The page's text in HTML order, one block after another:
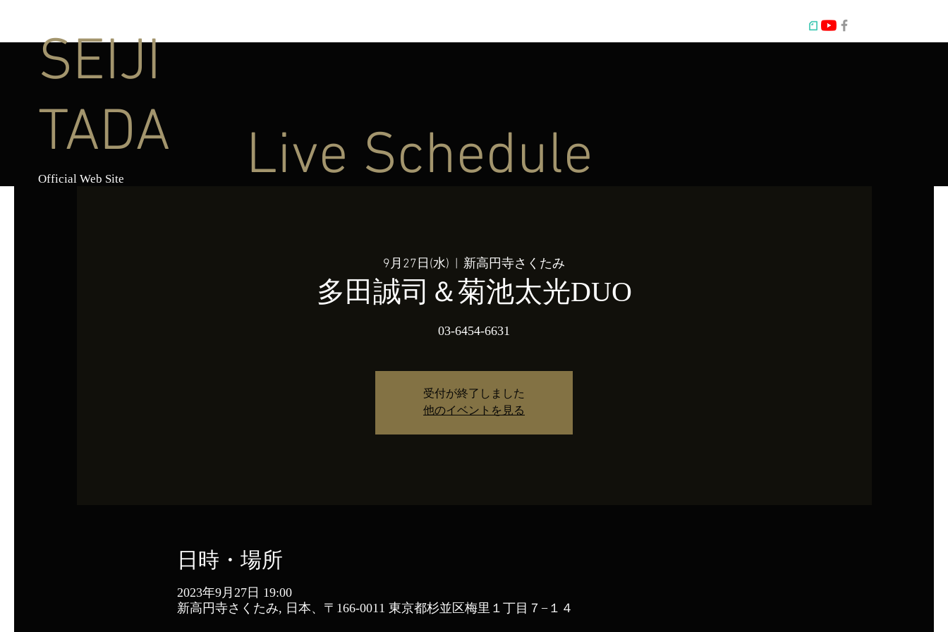
9月27日(水) 新高円寺さくたみ
多田誠司＆菊池太光DUO
03-6454-6631
受付が終了しました
他のイベントを見る
日時・場所
2023年9月27日 19:00
新高円寺さくたみ, 日本、〒166-0011 東京都杉並区梅里１丁目７−１４
Live Schedule
SEIJI
TADA
Official Web Site